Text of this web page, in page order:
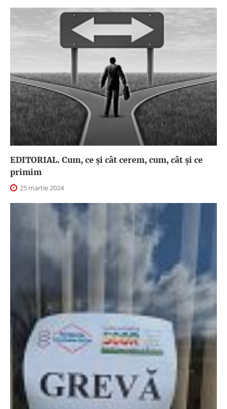
EDITORIAL. Cum, ce şi cât cerem, cum, cât şi ce
primim
25 martie 2024